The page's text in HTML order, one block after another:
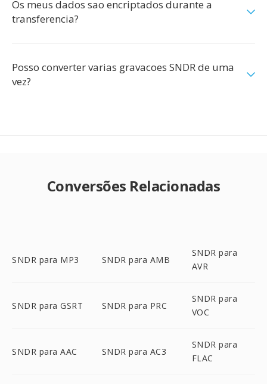
Os meus dados sao encriptados durante a
transferencia?
Posso converter varias gravacoes SNDR de uma
vez?
Conversões Relacionadas
SNDR para MP3 SNDR para AMB
SNDR para
AVR
SNDR para GSRT SNDR para PRC
SNDR para
VOC
SNDR para AAC SNDR para AC3
SNDR para
FLAC